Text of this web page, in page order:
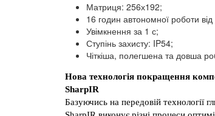
Матриця: 256х192;
16 годин автономної роботи
Увімкнення за 1 с;
Ступінь захисту: IP54;
Чіткіша, полегшена та довша
Нова технологія покращення
SharpIR
Базуючись на передовій технології